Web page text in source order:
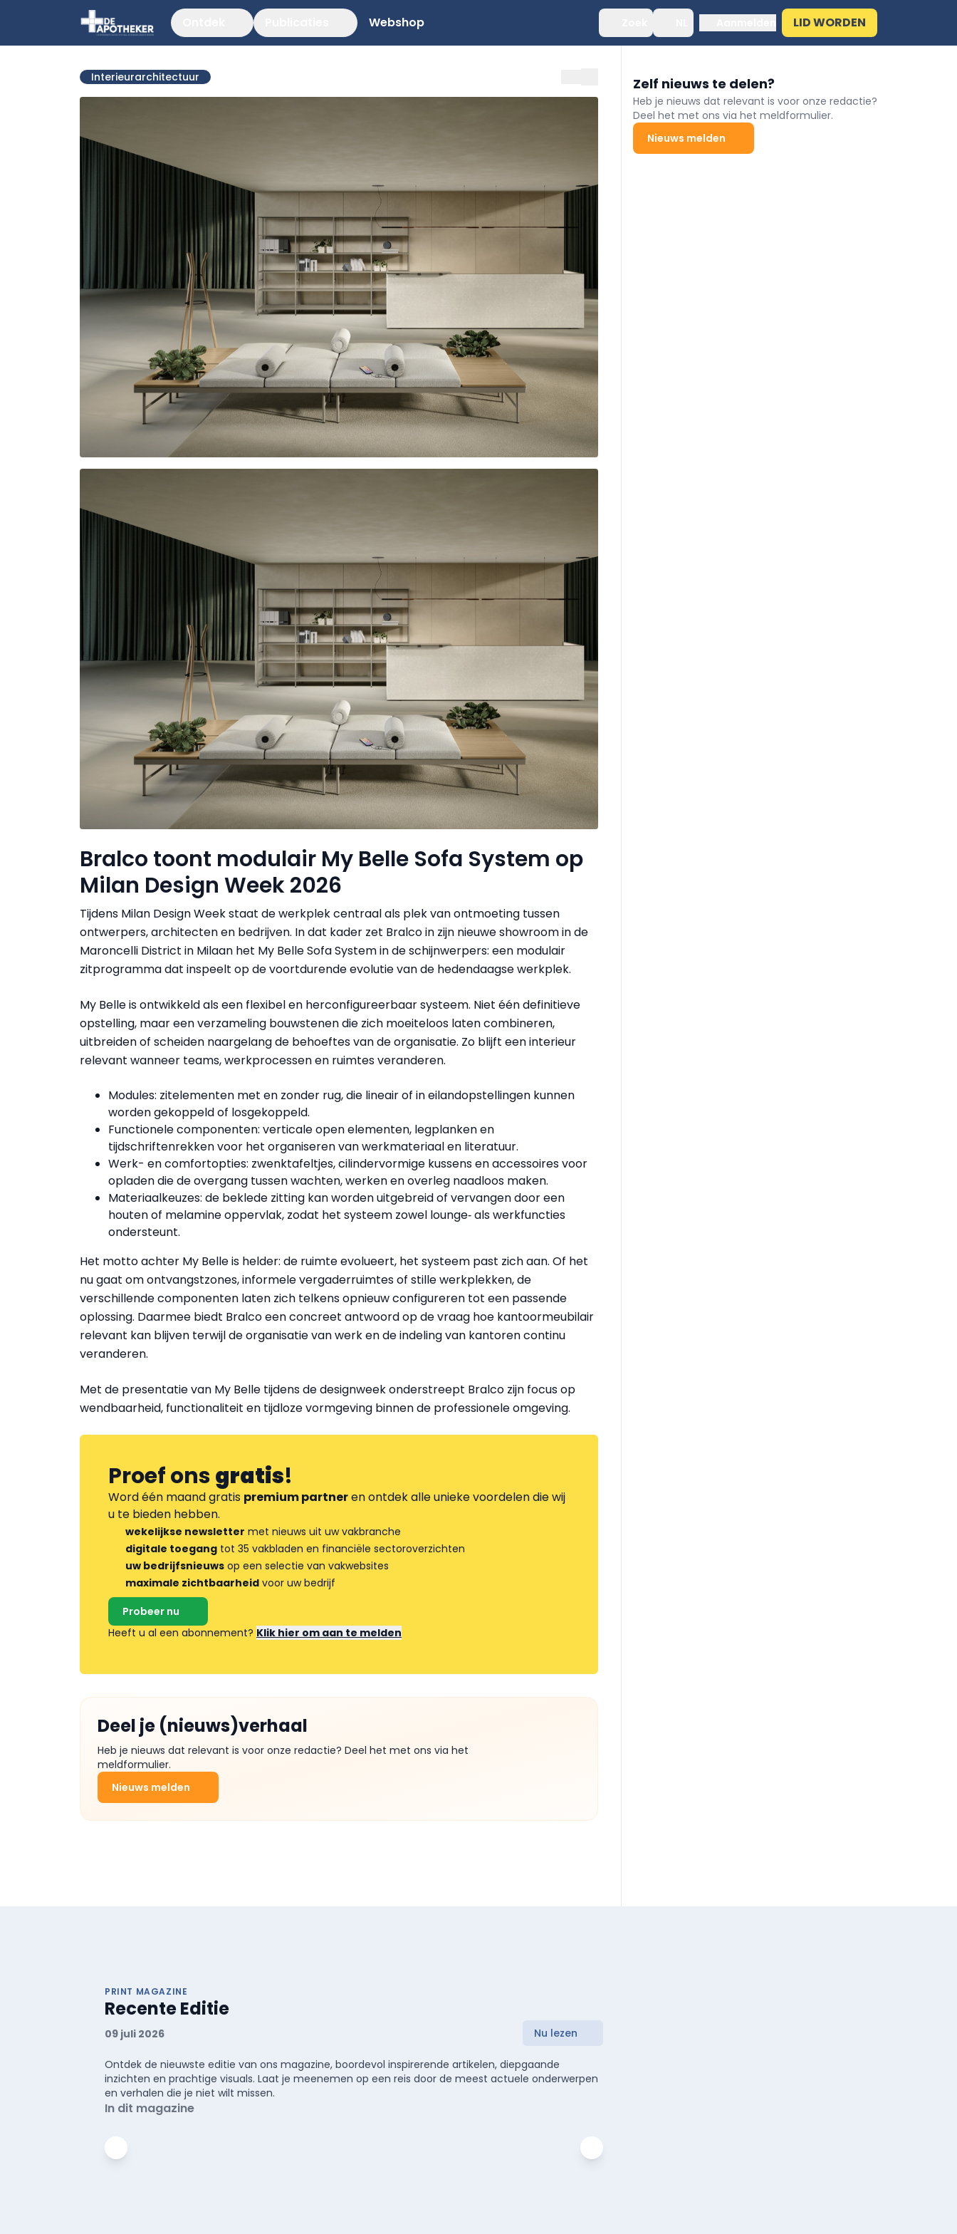
Webshop LID WORDEN
Interieurarchitectuur
Bralco toont modulair My Belle Sofa System op
Milan Design Week 2026
Tijdens Milan Design Week staat de werkplek centraal als plek van ontmoeting tussen
ontwerpers, architecten en bedrijven. In dat kader zet Bralco in zijn nieuwe showroom in de
Maroncelli District in Milaan het My Belle Sofa System in de schijnwerpers: een modulair
zitprogramma dat inspeelt op de voortdurende evolutie van de hedendaagse werkplek.
My Belle is ontwikkeld als een flexibel en herconfigureerbaar systeem. Niet één definitieve
opstelling, maar een verzameling bouwstenen die zich moeiteloos laten combineren,
uitbreiden of scheiden naargelang de behoeftes van de organisatie. Zo blijft een interieur
relevant wanneer teams, werkprocessen en ruimtes veranderen.
Modules: zitelementen met en zonder rug, die lineair of in eilandopstellingen kunnen
worden gekoppeld of losgekoppeld.
Functionele componenten: verticale open elementen, legplanken en
tijdschriftenrekken voor het organiseren van werkmateriaal en literatuur.
Werk- en comfortopties: zwenktafeltjes, cilindervormige kussens en accessoires voor
opladen die de overgang tussen wachten, werken en overleg naadloos maken.
Materiaalkeuzes: de beklede zitting kan worden uitgebreid of vervangen door een
houten of melamine oppervlak, zodat het systeem zowel lounge‑ als werkfuncties
ondersteunt.
Het motto achter My Belle is helder: de ruimte evolueert, het systeem past zich aan. Of het
nu gaat om ontvangstzones, informele vergaderruimtes of stille werkplekken, de
verschillende componenten laten zich telkens opnieuw configureren tot een passende
oplossing. Daarmee biedt Bralco een concreet antwoord op de vraag hoe kantoormeubilair
relevant kan blijven terwijl de organisatie van werk en de indeling van kantoren continu
veranderen.
Met de presentatie van My Belle tijdens de designweek onderstreept Bralco zijn focus op
wendbaarheid, functionaliteit en tijdloze vormgeving binnen de professionele omgeving.
Proef onsgratis!
Word één maand gratis premium partneren ontdek alle unieke voordelen die wij
u te bieden hebben.
wekelijkse newsletter met nieuws uit uw vakbranche
digitale toegang tot 35 vakbladen en financiële sectoroverzichten
uw bedrijfsnieuws op een selectie van vakwebsites
maximale zichtbaarheid voor uw bedrijf
Probeer nu
Heeft u al een abonnement? Klik hier om aan te melden
Deel je (nieuws)verhaal
Heb je nieuws dat relevant is voor onze redactie? Deel het met ons via het
meldformulier.
Nieuws melden
Zelf nieuws te delen?
Heb je nieuws dat relevant is voor onze redactie?
Deel het met ons via het meldformulier.
Nieuws melden
PRINT MAGAZINE
Recente Editie
09 juli 2026 Nu lezen
Ontdek de nieuwste editie van ons magazine, boordevol inspirerende artikelen, diepgaande
inzichten en prachtige visuals. Laat je meenemen op een reis door de meest actuele onderwerpen
en verhalen die je niet wilt missen.
In dit magazine